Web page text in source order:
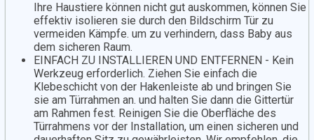
Ihre Haustiere können nicht gut auskommen, können Sie
effektiv isolieren sie durch den Bildschirm Tür zu
vermeiden Kämpfe. um zu verhindern, dass Baby aus
dem sicheren Raum.
EINFACH ZU INSTALLIEREN UND ENTFERNEN - Kein
Werkzeug erforderlich. Ziehen Sie einfach die
Klebeschicht von der Hakenleiste ab und bringen Sie
sie am Türrahmen an. und halten Sie dann die Gittertür
am Rahmen fest. Reinigen Sie die Oberfläche des
Türrahmens vor der Installation, um einen sicheren und